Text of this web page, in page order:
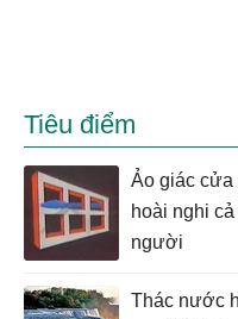
Tiêu điểm
Ảo giác cửa
hoài nghi
người
Thác nước